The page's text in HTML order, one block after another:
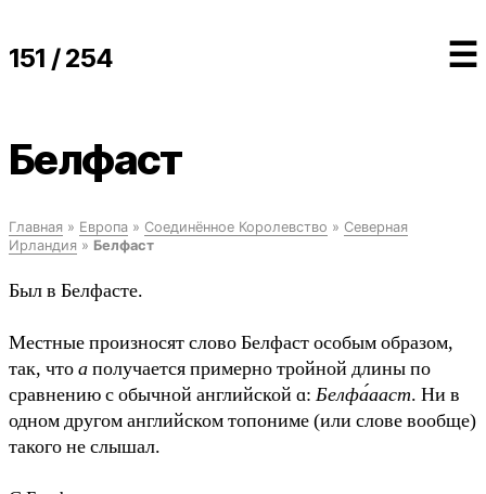
151 / 254 ☰
Белфаст
Главная » Европа » Соединённое Королевство » Северная
Ирландия » Белфаст
Был в Белфасте.
Местные произносят слово Белфаст особым образом,
так, чтоаполучается примерно тройной длины по
сравнению с обычной английской ɑ: Белфа́ааст. Ни в
одном другом английском топониме (или слове вообще)
такого не слышал.